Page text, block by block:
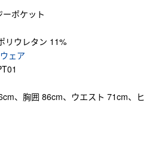
ポケット
リウレタン 11%
ウェア
、胸囲 86cm、ウエスト 71cm、ヒ